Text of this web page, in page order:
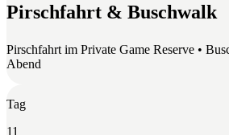
Pirschfahrt & Buschwalk
Pirschfahrt im Private Game Reserve •
Abend
Tag
11